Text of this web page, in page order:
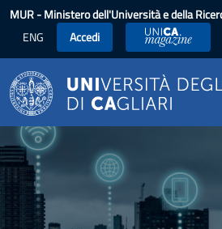
Salta al contenuto principale
MUR- Ministero dell'Università e della
ENG
Accedi UniCA News
Image